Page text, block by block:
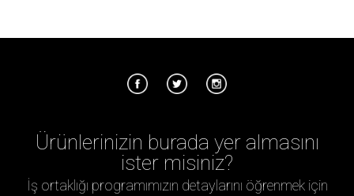
Ürünlerinizin burada yer almasını
ister misiniz?
İş ortaklığı programımızın detaylarını öğrenmek için